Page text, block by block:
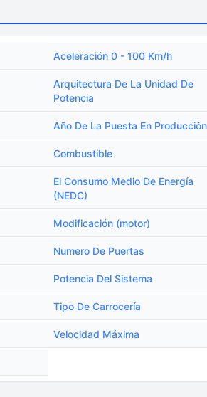
Aceleración 0 - 100 Km/h
Arquitectura De La Unidad De
Potencia
Año De La Puesta En Producción
Combustible
El Consumo Medio De Energía
(NEDC)
Modificación (motor)
Numero De Puertas
Potencia Del Sistema
Tipo De Carrocería
Velocidad Máxima